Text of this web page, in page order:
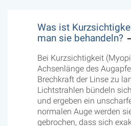
Was ist
man sie behandeln?
Bei Kurzsichtigkeit
Achsenlänge des
Brechkraft der Linse zu
Lichtstrahlen bündeln
und ergeben ein
normalen Auge werden
gebrochen, dass sich